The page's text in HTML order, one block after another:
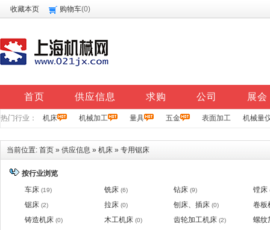
收藏本页 购物车(0)
首页 供应信息 求购 公司 展会
热门行业： 机床 机械加工 量具 五金 表面加工 机械量
当前位置: 首页 » 供应信息 » 机床 » 专用锯床
按行业浏览
车床 (19) 铣床 (6) 钻床 (9) 镗床
锯床 (2) 拉床 (0) 刨床、插床 (0)
卷板
铸造机床 (0) 木工机床 (0) 齿轮加工机床 (2)
螺纹